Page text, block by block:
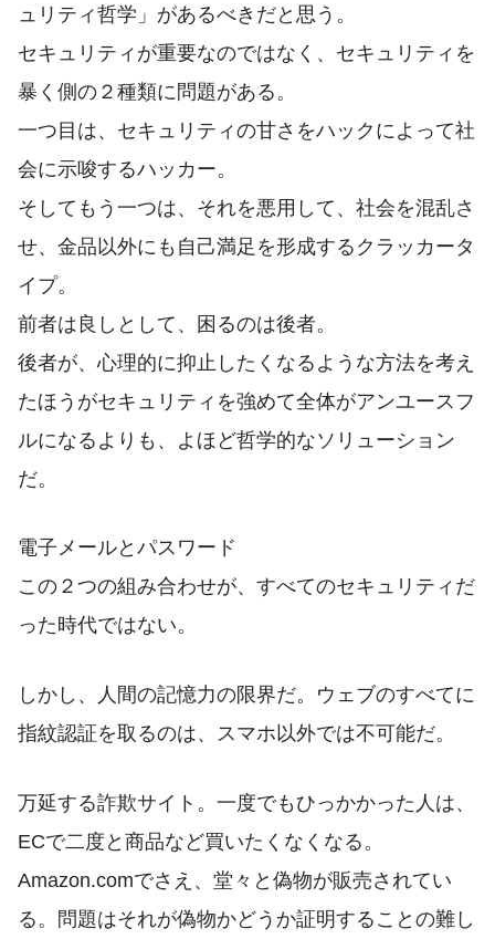
ュリティ哲学」があるべきだと思う。
セキュリティが重要なのではなく、セキュリティを
暴く側の２種類に問題がある。
一つ目は、セキュリティの甘さをハックによって社
会に示唆するハッカー。
そしてもう一つは、それを悪用して、社会を混乱さ
せ、金品以外にも自己満足を形成するクラッカータ
イプ。
前者は良しとして、困るのは後者。
後者が、心理的に抑止したくなるような方法を考え
たほうがセキュリティを強めて全体がアンユースフ
ルになるよりも、よほど哲学的なソリューション
だ。
電子メールとパスワード
この２つの組み合わせが、すべてのセキュリティだ
った時代ではない。
しかし、人間の記憶力の限界だ。ウェブのすべてに
指紋認証を取るのは、スマホ以外では不可能だ。
万延する詐欺サイト。一度でもひっかかった人は、
ECで二度と商品など買いたくなくなる。
Amazon.comでさえ、堂々と偽物が販売されてい
る。問題はそれが偽物かどうか証明することの難し